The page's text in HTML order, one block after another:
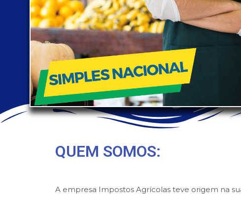
QUEM SOMOS:
A empresa Impostos Agrícolas teve origem na